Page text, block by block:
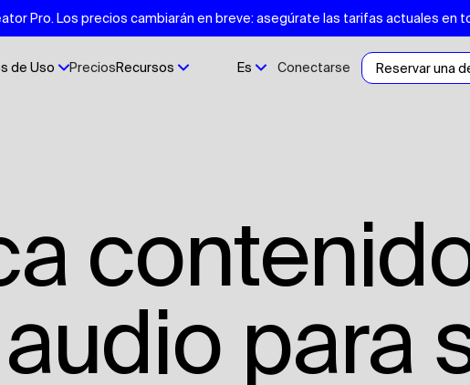
Pro. Los precios cambiarán en breve: asegúrate las tarifas actuales en
de Uso PreciosRecursos Es Conectarse Reservar una
para